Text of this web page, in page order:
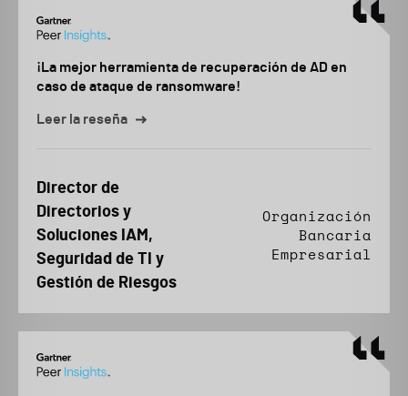
¡La mejor herramienta de recuperación de AD en
caso de ataque de ransomware!
Leer la reseña
Director de
Directorios y
Soluciones IAM,
Seguridad de TI y
Gestión de Riesgos
Organización
Bancaria
Empresarial